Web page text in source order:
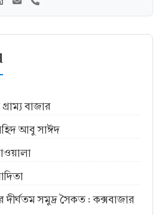
বাজার
আবু সাঈদ
দীর্ঘতম সমুদ্র সৈকত : কক্সবাজার